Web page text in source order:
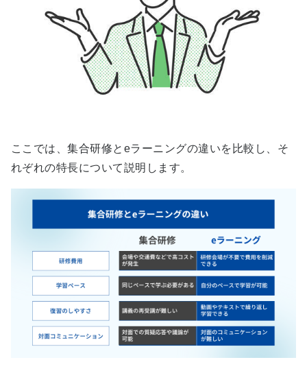
ここでは、集合研修とeラーニングの違いを比較し、そ
れぞれの特長について説明します。